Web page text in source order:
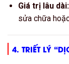
Giá trị lâu dài:
sửa chữa
4. TRIẾT LÝ